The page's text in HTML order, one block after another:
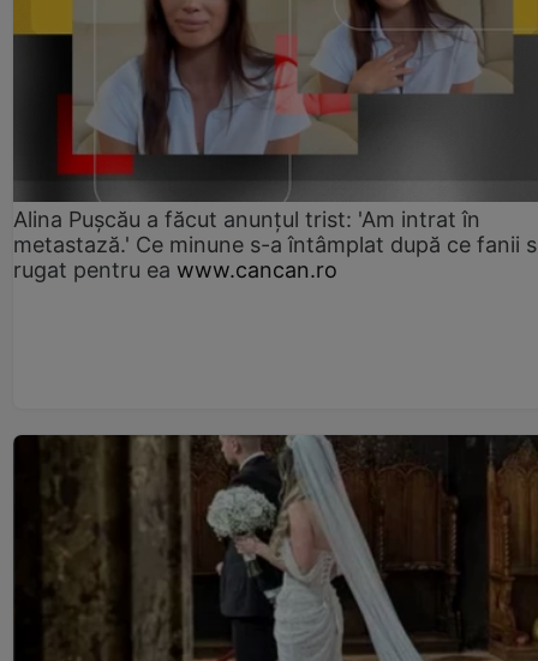
Alina Pușcău a făcut anunțul trist: 'Am intrat în
metastază.' Ce minune s-a întâmplat după ce fanii
rugat pentru ea www.cancan.ro